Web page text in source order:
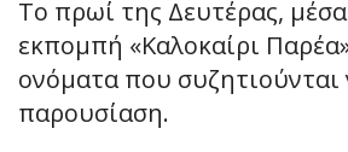
Το πρωί της Δευτέρας,
εκπομπή «Καλοκαίρι
ονόματα που συζητιούνται
παρουσίαση.